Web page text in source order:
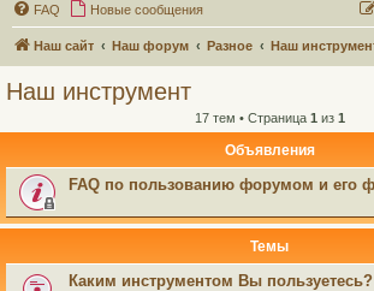
FAQ Новые сообщения
Наш сайт Наш форум Разное Наш
Наш инструмент
17 тем • Страница 1 из 1
Объявления
FAQ по пользованию форумом и его
Темы
Каким инструментом Вы пользуетесь?